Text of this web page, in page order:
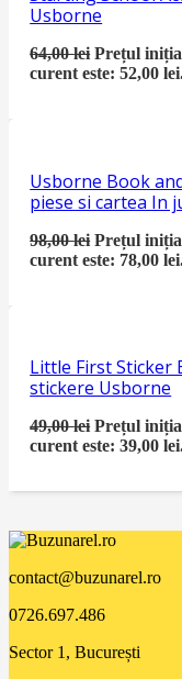
Usborne
64,00lei Prețul
curent este: 52,00
Usborne Book
piese si cartea In
98,00lei Prețul
curent este: 78,00
Little First Sticker
stickere Usborne
49,00lei Prețul
curent este: 39,00
contact@buzunarel.ro
0726.697.486
Sector 1, București